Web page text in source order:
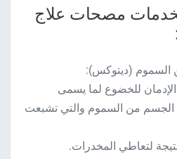
مصحات علاج
(ديتوكس):
للخضوع لما يسمى
من السموم والتي تشبعت
نتيجة لتعاطي المخدرات.